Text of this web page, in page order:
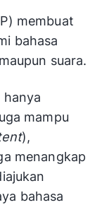
membuat
bahasa
suara.
hanya
mampu
),
menangkap
bahasa